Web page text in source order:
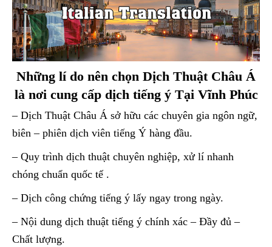
Những lí do nên chọn Dịch Thuật Châu Á
là nơi cung cấp dịch tiếng ý Tại Vĩnh Phúc
– Dịch Thuật Châu Á sở hữu các chuyên gia ngôn ngữ,
biên – phiên dịch viên tiếng Ý hàng đầu.
– Quy trình dịch thuật chuyên nghiệp, xử lí nhanh
chóng chuẩn quốc tế .
– Dịch công chứng tiếng ý lấy ngay trong ngày.
– Nội dung dịch thuật tiếng ý chính xác – Đầy đủ –
Chất lượng.